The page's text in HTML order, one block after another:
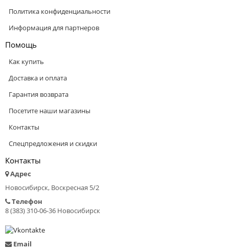
Политика конфиденциальности
Информация для партнеров
Помощь
Как купить
Доставка и оплата
Гарантия возврата
Посетите наши магазины
Контакты
Спецпредложения и скидки
Контакты
Адрес
Новосибирск, Воскресная 5/2
Телефон
8 (383) 310-06-36 Новосибирск
Email